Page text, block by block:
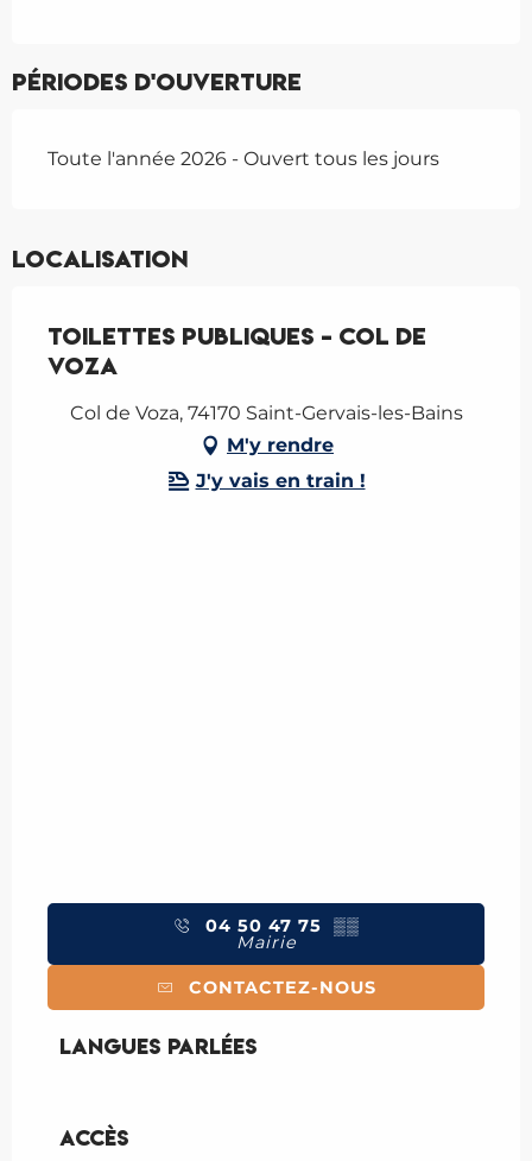
Périodes d'ouverture
Toute l'année 2026 - Ouvert tous les jours
Localisation
Toilettes publiques - Col de
Voza
Col de Voza, 74170 Saint-Gervais-les-Bains
M'y rendre
J'y vais en train !
04 50 47 75 ▒▒
Mairie
CONTACTEZ-NOUS
Langues parlées
Langues parlées
Accès
Accès